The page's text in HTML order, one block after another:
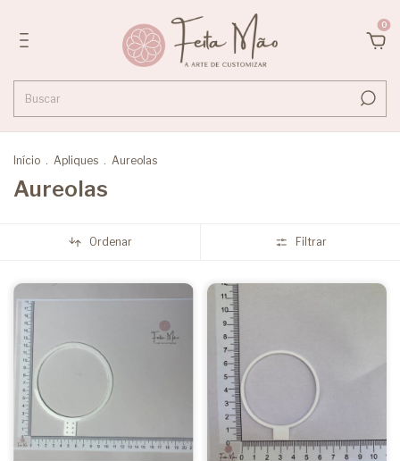
0
Início . Apliques . Aureolas
Aureolas
Ordenar Filtrar